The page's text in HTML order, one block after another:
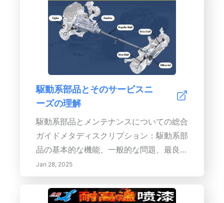
トレスを最小限に抑えることができます。
具体的な目標と締切を設定し、時間ブロッ
キング技術を活用し、戦略を継続的に見直
すなど、マトリックスを日常生活に取り入
れるための実践的なステップを探求してく
ださい。効率的な意思決定や個人の責任に
ついての貴重な洞察も得られます。忙しい
プロフェッショナルであれ、単に個人タス
クをより良く管理したい場合であれ、アイ
ゼンハワー・マトリックスは目標を達成
し、全体的な効率を向上させるための体系
道を迎え入れましょう！
売価値を向上* 利害関係者の信頼を高め、
株式のパフォーマンスを改善定期メンテナ
ンスによるコスト削減：* 資産管理と緊急
修理に関連する費用を削減* 生産やサービ
ス提供のダウンタイムによる予期しない損
失を避ける* 資産の寿命を延ばし、高価な
交換の頻度を減少* 定期的なメンテナンス
に関する規制要件を遵守し、罰金や法的費
用を回避効果的なメンテナンスのベストプ
ラクティス：* 資産の使用状況と製造元の
推奨に基づいた詳細なメンテナンススケジ
ュールを設定* メンテナンス管理ソフトウ
ェアなどの技術を取り入れてプロセスを効
率化* 従業員をトレーニングし、不規則な
駆動系部品とそのサービスニ
ーズの理解
駆動系部品とメンテナンスについての総合
ガイドメタディスクリプション：駆動系部
品の基本的な機能、一般的な問題、最良の
メンテナンス方法を発見してください。私
たちの詳細なガイドを通じて、車両の駆動
系の寿命を延ばし、最適なパフォーマンス
Jan 28, 2025